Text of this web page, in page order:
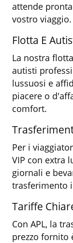
attende
vostro viaggio.
Flotta E
La nostra
autisti
lussuosi e
piacere o
comfort.
Per i
VIP con extra
giornali e
trasferimento
Tariffe
Con APL, la
prezzo fornito